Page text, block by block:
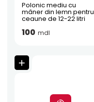
Polonic mediu cu
mâner din lemn pentru
ceaune de 12-22 litri
100 mdl